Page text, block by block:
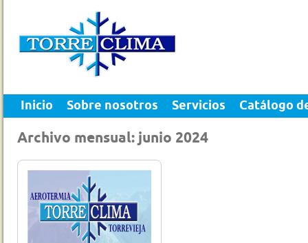
Inicio Sobre nosotros Servicios Catálogo
Archivo mensual: junio 2024
22 Jun 2024 0